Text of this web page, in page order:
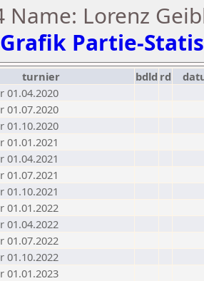
Name: Lorenz
Grafik Partie-
turnier bdld rd
01.04.2020
01.07.2020
01.10.2020
01.01.2021
01.04.2021
01.07.2021
01.10.2021
01.01.2022
01.04.2022
01.07.2022
01.10.2022
01.01.2023